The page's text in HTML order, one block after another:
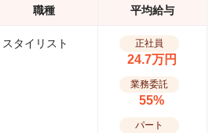
職種 平均給与
スタイリスト 正社員
24.7万円
業務委託
55%
パート